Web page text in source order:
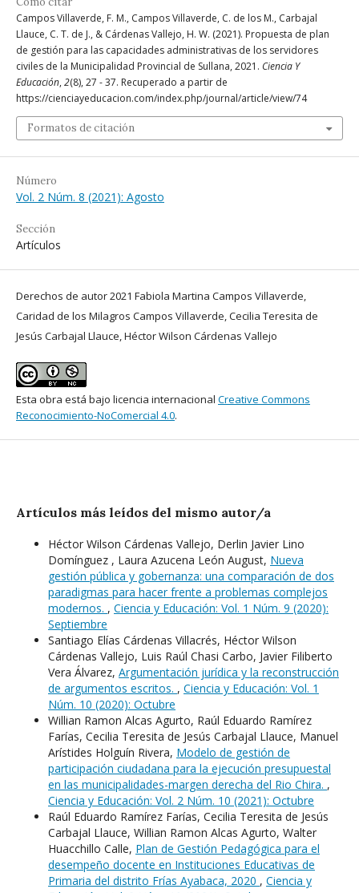
Campos Villaverde, F. M., Campos Villaverde, C. de los M., Carbajal
Llauce, C. T. de J., & Cárdenas Vallejo, H. W. (2021). Propuesta de plan
de gestión para las capacidades administrativas de los servidores
civiles de la Municipalidad Provincial de Sullana, 2021. Ciencia Y
Educación, 2(8), 27 - 37. Recuperado a partir de
https://cienciayeducacion.com/index.php/journal/article/view/74
Formatos de citación
Número
Vol. 2 Núm. 8 (2021): Agosto
Sección
Artículos
Derechos de autor 2021 Fabiola Martina Campos Villaverde,
Caridad de los Milagros Campos Villaverde, Cecilia Teresita de
Jesús Carbajal Llauce, Héctor Wilson Cárdenas Vallejo
Esta obra está bajo licencia internacional Creative Commons
Reconocimiento-NoComercial 4.0.
Artículos más leídos del mismo autor/a
Héctor Wilson Cárdenas Vallejo, Derlin Javier Lino
Domínguez , Laura Azucena León August, Nueva
gestión pública y gobernanza: una comparación de dos
paradigmas para hacer frente a problemas complejos
modernos. , Ciencia y Educación: Vol. 1 Núm. 9 (2020):
Septiembre
Santiago Elías Cárdenas Villacrés, Héctor Wilson
Cárdenas Vallejo, Luis Raúl Chasi Carbo, Javier Filiberto
Vera Álvarez, Argumentación jurídica y la reconstrucción
de argumentos escritos. , Ciencia y Educación: Vol. 1
Núm. 10 (2020): Octubre
Willian Ramon Alcas Agurto, Raúl Eduardo Ramírez
Farías, Cecilia Teresita de Jesús Carbajal Llauce, Manuel
Arístides Holguín Rivera, Modelo de gestión de
participación ciudadana para la ejecución presupuestal
en las municipalidades-margen derecha del Rio Chira. ,
Ciencia y Educación: Vol. 2 Núm. 10 (2021): Octubre
Raúl Eduardo Ramírez Farías, Cecilia Teresita de Jesús
Carbajal Llauce, Willian Ramon Alcas Agurto, Walter
Huacchillo Calle, Plan de Gestión Pedagógica para el
desempeño docente en Instituciones Educativas de
Primaria del distrito Frías Ayabaca, 2020 , Ciencia y